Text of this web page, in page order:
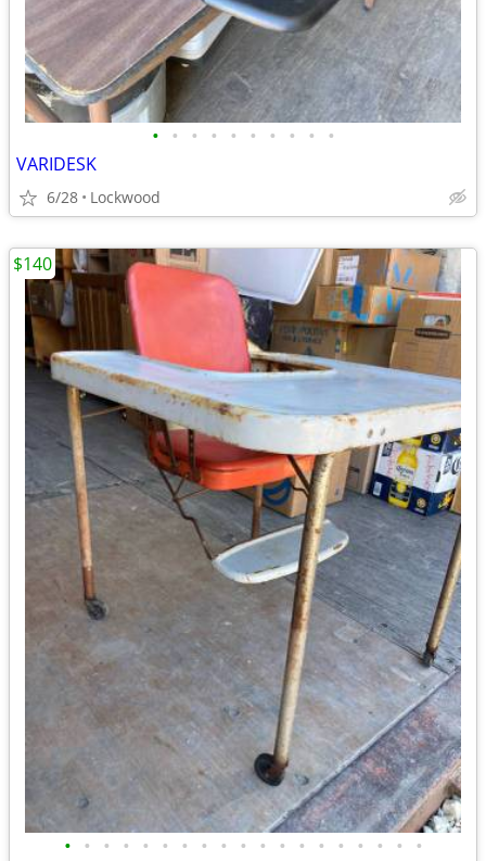
• • • • • • • • • •
VARIDESK
6/28 Lockwood
• • • • • • • • • • • • • • • • • • •
$140